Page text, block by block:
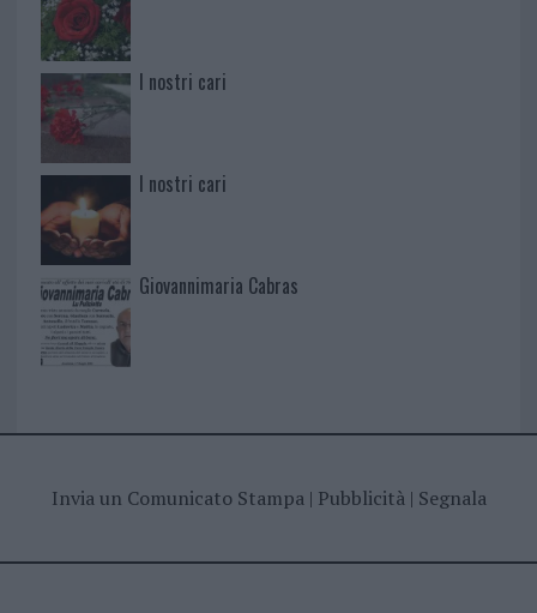
I nostri cari
I nostri cari
Giovannimaria Cabras
Invia un Comunicato Stampa| Pubblicità| Segnala